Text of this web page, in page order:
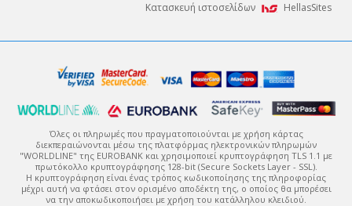
Κατασκευή ιστοσελίδων HellasSites
Όλες οι πληρωμές που πραγματοποιούνται με χρήση κάρτας
διεκπεραιώνονται μέσω της πλατφόρμας ηλεκτρονικών πληρωμών
"WORLDLINE" της EUROBANK και χρησιμοποιεί κρυπτογράφηση TLS 1.1 με
πρωτόκολλο κρυπτογράφησης 128-bit (Secure Sockets Layer - SSL).
Η κρυπτογράφηση είναι ένας τρόπος κωδικοποίησης της πληροφορίας
μέχρι αυτή να φτάσει στον ορισμένο αποδέκτη της, ο οποίος θα μπορέσει
να την αποκωδικοποιήσει με χρήση του κατάλληλου κλειδιού.